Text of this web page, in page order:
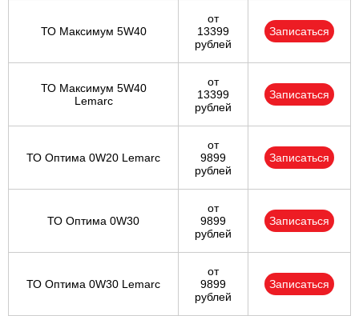
ТО Максимум 5W40
от
13399
рублей
Записаться
ТО Максимум 5W40
Lemarc
от
13399
рублей
Записаться
ТО Оптима 0W20 Lemarc
от
9899
рублей
Записаться
ТО Оптима 0W30
от
9899
рублей
Записаться
ТО Оптима 0W30 Lemarc
от
9899
рублей
Записаться